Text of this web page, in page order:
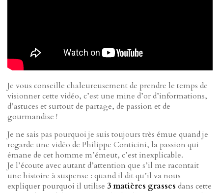
Je vous conseille chaleureusement de prendre le temps de
visionner cette vidéo, c’est une mine d’or d’informations,
d’astuces et surtout de partage, de passion et de
gourmandise !
Je ne sais pas pourquoi je suis toujours très émue quand je
regarde une vidéo de Philippe Conticini, la passion qui
émane de cet homme m’émeut, c’est inexplicable.
Je l’écoute avec autant d’attention que s’il me racontait
une histoire à suspense : quand il dit qu’il va nous
expliquer pourquoi il utilise 3 matières grasses dans cette